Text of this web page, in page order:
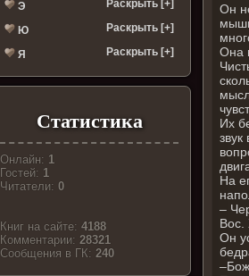
Э Раскрыть [+]
Ю Раскрыть [+]
Я Раскрыть [+]
Статистика
Онлайн: 1
Гостей: 1
Читатели: 0
Книг на сайте: 4188
Комментарии: 28321
Cообщения в ГК: 240
Он
Она
Их
На
–
Вос.
Он